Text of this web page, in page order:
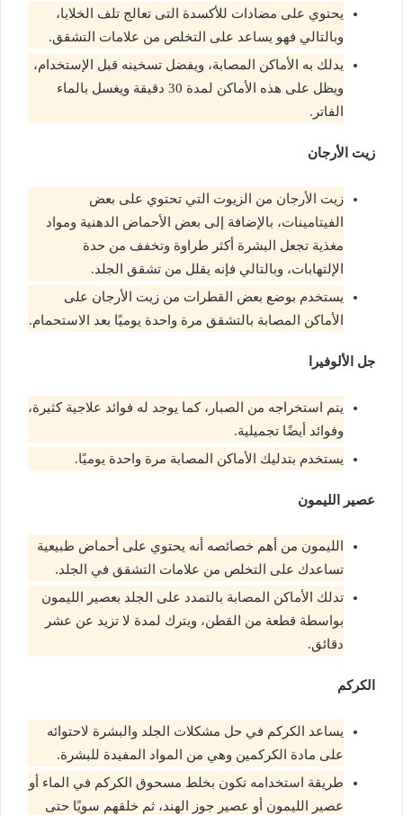
يحتوي على مضادات للأكسدة التى تعالج تلف الخلايا،
وبالتالي فهو يساعد على التخلص من علامات التشقق.
يدلك به الأماكن المصابة، ويفضل تسخينه قبل الإستخدام،
ويظل على هذه الأماكن لمدة 30 دقيقة ويغسل بالماء
الفاتر.
زيت الأرجان
زيت الأرجان من الزيوت التي تحتوي على بعض
الفيتامينات، بالإضافة إلى بعض الأحماض الدهنية ومواد
مغذية تجعل البشرة أكثر طراوة وتخفف من حدة
الإلتهابات، وبالتالي فإنه يقلل من تشقق الجلد.
يستخدم بوضع بعض القطرات من زيت الأرجان على
الأماكن المصابة بالتشقق مرة واحدة يوميًا بعد الاستحمام.
جل الألوفيرا
يتم استخراجه من الصبار، كما يوجد له فوائد علاجية كثيرة،
وفوائد أيضًا تجميلية.
يستخدم بتدليك الأماكن المصابة مرة واحدة يوميًا.
عصير الليمون
الليمون من أهم خصائصه أنه يحتوي على أحماض طبيعية
تساعدك على التخلص من علامات التشقق في الجلد.
تدلك الأماكن المصابة بالتمدد على الجلد بعصير الليمون
بواسطة قطعة من القطن، ويترك لمدة لا تزيد عن عشر
دقائق.
الكركم
يساعد الكركم في حل مشكلات الجلد والبشرة لاحتوائه
على مادة الكركمين وهي من المواد المفيدة للبشرة.
طريقة استخدامه تكون بخلط مسحوق الكركم في الماء أو
عصير الليمون أو عصير جوز الهند، ثم خلقهم سويًا حتى